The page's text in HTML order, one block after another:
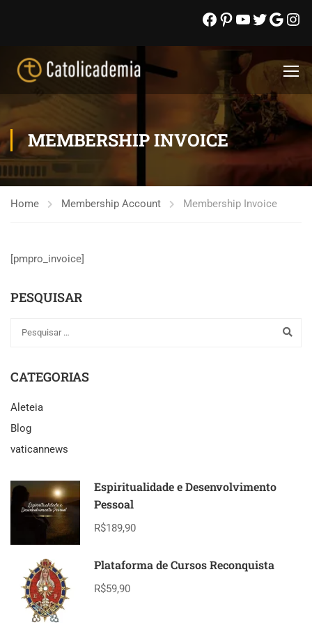
MEMBERSHIP INVOICE
Home Membership Account Membership Invoice
[pmpro_invoice]
PESQUISAR
CATEGORIAS
Aleteia
Blog
vaticannews
Espiritualidade e Desenvolvimento
Pessoal
R$189,90
Plataforma de Cursos Reconquista
R$59,90